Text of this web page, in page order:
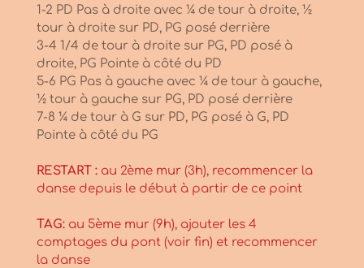
1-2 PD Pas à droite avec ¼ de tour à droite, ½
tour à droite sur PD, PG posé derrière
3-4 1/4 de tour à droite sur PG, PD posé à
droite, PG Pointe à côté du PD
5-6 PG Pas à gauche avec ¼ de tour à gauche,
½ tour à gauche sur PG, PD posé derrière
7-8 ¼ de tour à G sur PD, PG posé à G, PD
Pointe à côté du PG
RESTART :au 2ème mur (3h), recommencer la
danse depuis le début à partir de ce point
TAG:au 5ème mur (9h), ajouter les 4
comptages du pont (voir fin) et recommencer
la danse